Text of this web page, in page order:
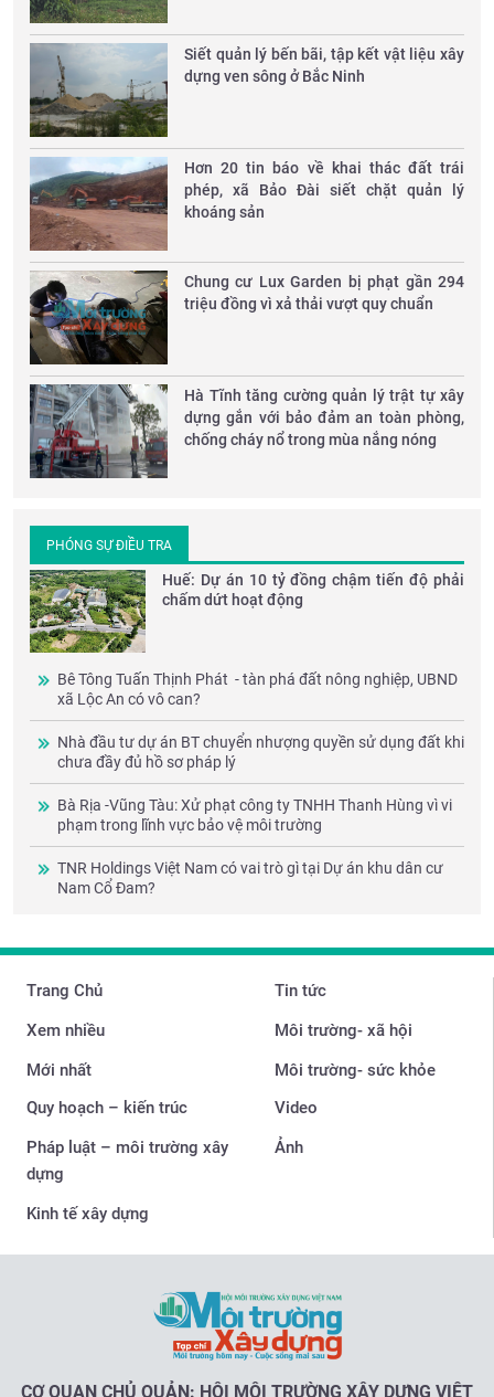
Siết quản lý bến bãi, tập kết vật liệu xây
dựng ven sông ở Bắc Ninh
Hơn 20 tin báo về khai thác đất trái
phép, xã Bảo Đài siết chặt quản lý
khoáng sản
Chung cư Lux Garden bị phạt gần 294
triệu đồng vì xả thải vượt quy chuẩn
Hà Tĩnh tăng cường quản lý trật tự xây
dựng gắn với bảo đảm an toàn phòng,
chống cháy nổ trong mùa nắng nóng
PHÓNG SỰ ĐIỀU TRA
Huế: Dự án 10 tỷ đồng chậm tiến độ phải
chấm dứt hoạt động
Bê Tông Tuấn Thịnh Phát - tàn phá đất nông nghiệp, UBND
xã Lộc An có vô can?
Nhà đầu tư dự án BT chuyển nhượng quyền sử dụng đất khi
chưa đầy đủ hồ sơ pháp lý
Bà Rịa -Vũng Tàu: Xử phạt công ty TNHH Thanh Hùng vì vi
phạm trong lĩnh vực bảo vệ môi trường
TNR Holdings Việt Nam có vai trò gì tại Dự án khu dân cư
Nam Cổ Đam?
Trang Chủ
Xem nhiều
Mới nhất
Tin tức
Môi trường- xã hội
Môi trường- sức khỏe
Quy hoạch – kiến trúc
Pháp luật – môi trường xây
dựng
Kinh tế xây dựng
Video
Ảnh
CƠ QUAN CHỦ QUẢN: HỘI MÔI TRƯỜNG XÂY DỰNG VIỆT